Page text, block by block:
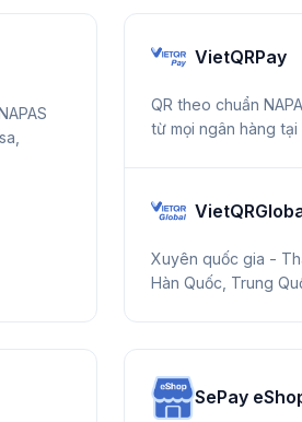
VietQRPay
QR theo chuẩn
từ mọi ngân hàng tại
Xuyên quốc gia -
Hàn Quốc, Trung
SePay